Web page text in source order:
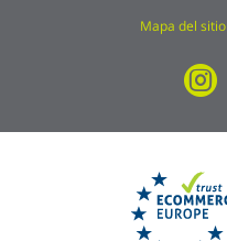
Mapa del sitio